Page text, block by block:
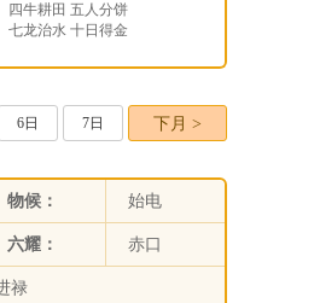
四牛耕田 五人分饼
七龙治水 十日得金
6日 7日 下月 >
物候： 始电
六耀： 赤口
禄